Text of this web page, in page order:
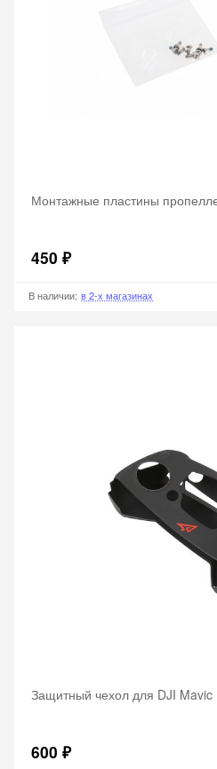
Монтажные пластины
450 ₽
В наличии: в 2-х магазинах
Защитный чехол для DJI Mavic
600 ₽